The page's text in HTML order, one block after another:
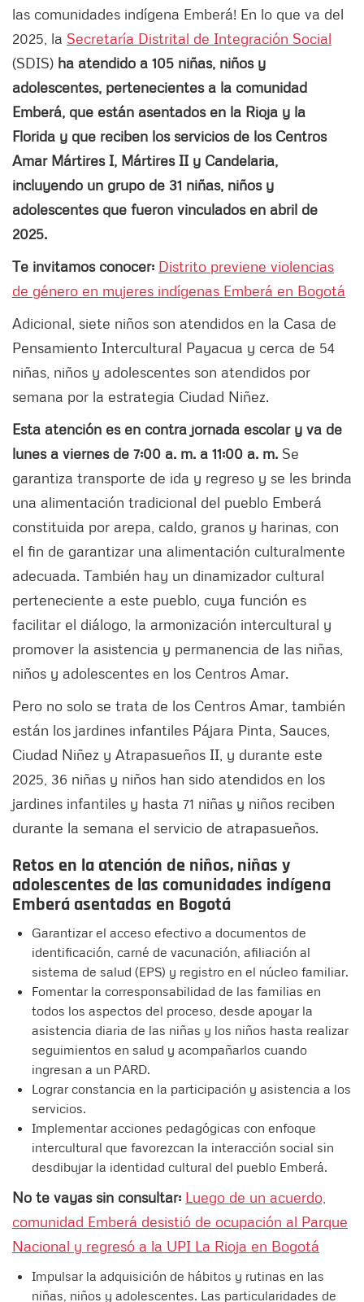
las comunidades indígena Emberá! En lo que va del
2025, la Secretaría Distrital de Integración Social
(SDIS) ha atendido a 105 niñas, niños y
adolescentes, pertenecientes a la comunidad
Emberá, que están asentados en la Rioja y la
Florida y que reciben los servicios de los Centros
Amar Mártires I, Mártires II y Candelaria,
incluyendo un grupo de 31 niñas, niños y
adolescentes que fueron vinculados en abril de
2025.
Te invitamos conocer: Distrito previene violencias
de género en mujeres indígenas Emberá en Bogotá
Adicional, siete niños son atendidos en la Casa de
Pensamiento Intercultural Payacua y cerca de 54
niñas, niños y adolescentes son atendidos por
semana por la estrategia Ciudad Niñez.
Esta atención es en contra jornada escolar y va de
lunes a viernes de 7:00 a. m. a 11:00 a. m. Se
garantiza transporte de ida y regreso y se les brinda
una alimentación tradicional del pueblo Emberá
constituida por arepa, caldo, granos y harinas, con
el fin de garantizar una alimentación culturalmente
adecuada. También hay un dinamizador cultural
perteneciente a este pueblo, cuya función es
facilitar el diálogo, la armonización intercultural y
promover la asistencia y permanencia de las niñas,
niños y adolescentes en los Centros Amar.
Pero no solo se trata de los Centros Amar, también
están los jardines infantiles Pájara Pinta, Sauces,
Ciudad Niñez y Atrapasueños II, y durante este
2025, 36 niñas y niños han sido atendidos en los
jardines infantiles y hasta 71 niñas y niños reciben
durante la semana el servicio de atrapasueños.
Retos en la atención de niños, niñas y
adolescentes de las comunidades indígena
Emberá asentadas en Bogotá
Garantizar el acceso efectivo a documentos de
identificación, carné de vacunación, afiliación al
sistema de salud (EPS) y registro en el núcleo familiar.
Fomentar la corresponsabilidad de las familias en
todos los aspectos del proceso, desde apoyar la
asistencia diaria de las niñas y los niños hasta realizar
seguimientos en salud y acompañarlos cuando
ingresan a un PARD.
Lograr constancia en la participación y asistencia a los
servicios.
Implementar acciones pedagógicas con enfoque
intercultural que favorezcan la interacción social sin
desdibujar la identidad cultural del pueblo Emberá.
No te vayas sin consultar: Luego de un acuerdo,
comunidad Emberá desistió de ocupación al Parque
Nacional y regresó a la UPI La Rioja en Bogotá
Impulsar la adquisición de hábitos y rutinas en las
niñas, niños y adolescentes. Las particularidades de